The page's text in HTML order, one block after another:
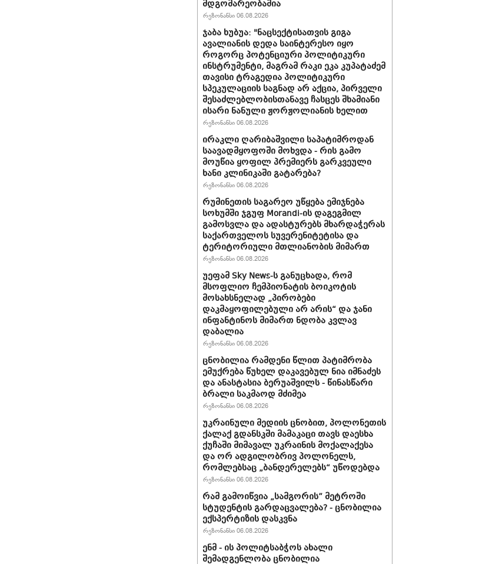
მდგომარეობაშია
რეზონანსი 06.08.2026
ჯაბა ხუბუა: "ნაცსექტისათვის გიგა
ავალიანის დედა საინტერესო იყო
როგორც პოტენციური პოლიტიკური
ინსტრუმენტი, მაგრამ რაკი ეკა კუპატაძემ
თავისი ტრაგედია პოლიტიკური
სპეკულაციის საგნად არ აქცია, პირველი
შესაძლებლობისთანავე ჩასცეს შხამიანი
ისარი ნანული ჟორჟოლიანის ხელით
რეზონანსი 06.08.2026
ირაკლი ღარიბაშვილი საპატიმროდან
საავადმყოფოში მოხვდა - რის გამო
მოუწია ყოფილ პრემიერს გარკვეული
ხანი კლინიკაში გატარება?
რეზონანსი 06.08.2026
რუმინეთის საგარეო უწყება ემიჯნება
სოხუმში ჯგუფ Morandi-ის დაგეგმილ
გამოსვლა და ადასტურებს მხარდაჭერას
საქართველოს სუვერენიტეტისა და
ტერიტორიული მთლიანობის მიმართ
რეზონანსი 06.08.2026
უეფამ Sky News-ს განუცხადა, რომ
მსოფლიო ჩემპიონატის ბოიკოტის
მოსახსნელად „პირობები
დაკმაყოფილებული არ არის“ და ჯანი
ინფანტინოს მიმართ ნდობა კვლავ
დაბალია
რეზონანსი 06.08.2026
ცნობილია რამდენი წლით პატიმრობა
ემუქრება წუხელ დაკავებულ ნია იმნაძეს
და ანასტასია ბერუაშვილს - წინასწარი
ბრალი საკმაოდ მძიმეა
რეზონანსი 06.08.2026
უკრაინული მედიის ცნობით, პოლონეთის
ქალაქ გდანსკში მამაკაცი თავს დაესხა
ქუჩაში მიმავალ უკრაინის მოქალაქესა
და ორ ადგილობრივ პოლონელს,
რომლებსაც „ბანდერელებს“ უწოდებდა
რეზონანსი 06.08.2026
რამ გამოიწვია „სამგორის” მეტროში
სტუდენტის გარდაცვალება? - ცნობილია
ექსპერტიზის დასკვნა
რეზონანსი 06.08.2026
ენმ - ის პოლიტსაბჭოს ახალი
შემადგენლობა ცნობილია